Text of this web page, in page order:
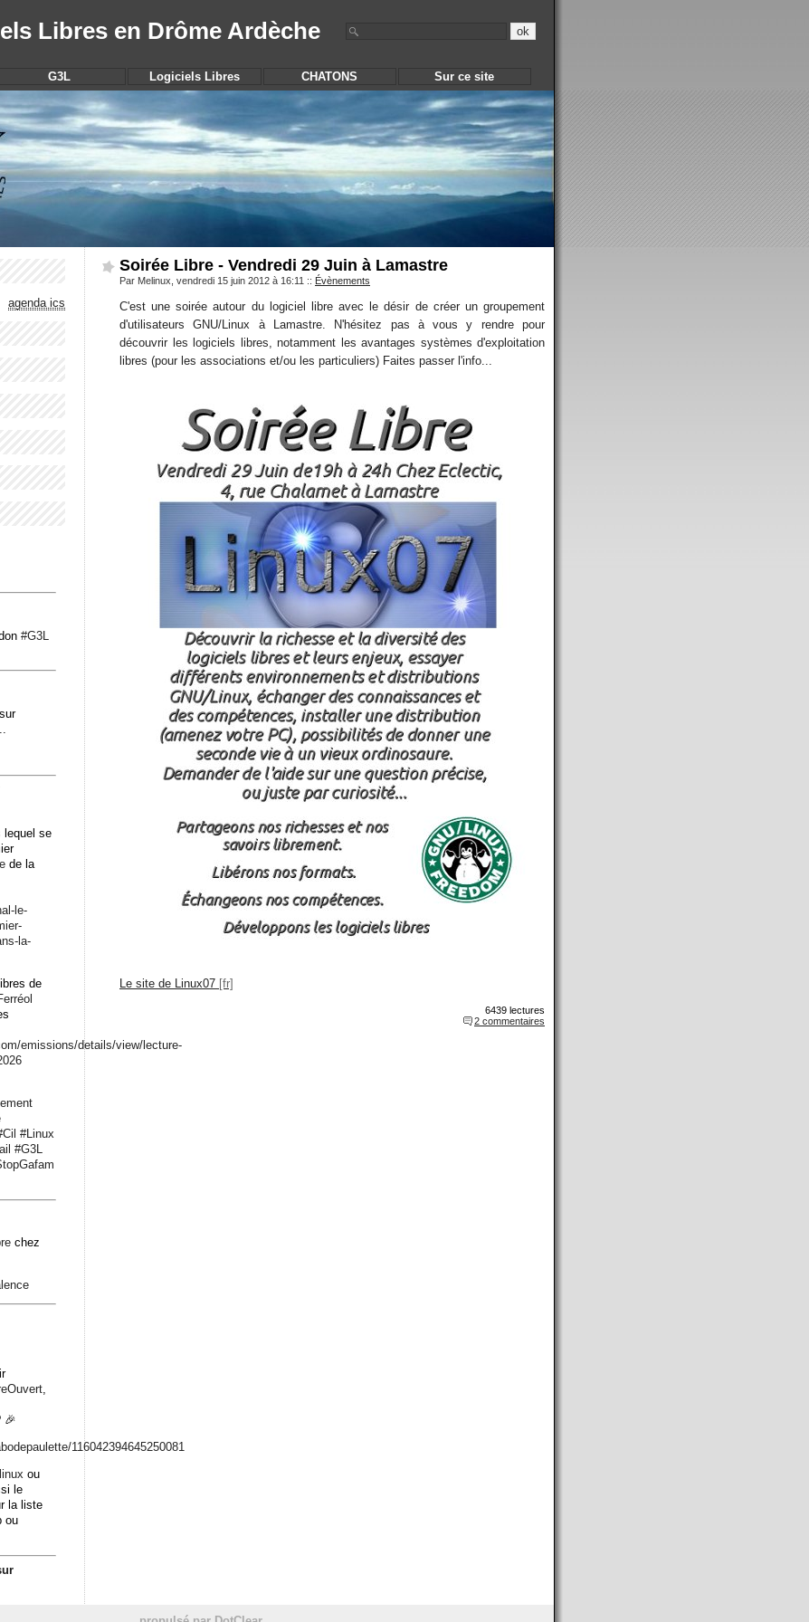
Libres en Drôme Ardèche
Soirée Libre - Vendredi 29 Juin à Lamastre
Par Melinux, vendredi 15 juin 2012 à 16:11 :: Évènements
C'est une soirée autour du logiciel libre avec le désir de créer un groupement
d'utilisateurs GNU/Linux à Lamastre. N'hésitez pas à vous y rendre pour
découvrir les logiciels libres, notamment les avantages systèmes d'exploitation
libres (pour les associations et/ou les particuliers) Faites passer l'info...
Le site de Linux07
6439 lectures
2 commentaires
G3L Logiciels Libres CHATONS Sur ce site
agenda ics
#G3L
lequel se
de la
al-le-
la-
de
emissions/details/view/lecture-
Cil #Linux
#G3L
chez
,
🎉
e/116042394645250081
ou
le
la liste
ou